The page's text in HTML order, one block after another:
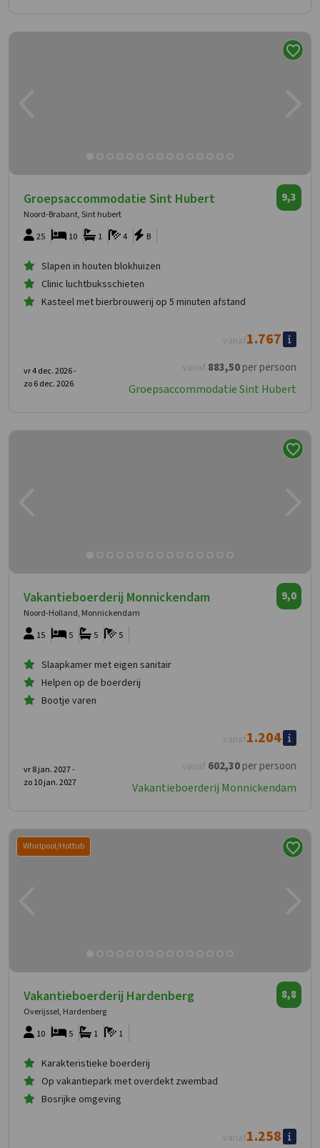
Groepsaccommodatie Sint Hubert
Noord-Brabant, Sint hubert
9,3
25 4
1 B
10
Slapen in houten blokhuizen
Clinic luchtbuksschieten
Kasteel met bierbrouwerij op 5 minuten afstand
vanaf 883,50per persoon
vanaf1.767
vr 4 dec. 2026 -
zo 6 dec. 2026
Groepsaccommodatie Sint Hubert
Vakantieboerderij Monnickendam
Noord-Holland, Monnickendam
9,0
15 5
5
5
Slaapkamer met eigen sanitair
Helpen op de boerderij
Bootje varen
vanaf 602,30per persoon
vanaf1.204
vr 8 jan. 2027 -
zo 10 jan. 2027
Vakantieboerderij Monnickendam
Whirlpool/Hottub
Vakantieboerderij Hardenberg
Overijssel, Hardenberg
8,8
10 1
1
5
Karakteristieke boerderij
Op vakantiepark met overdekt zwembad
Bosrijke omgeving
vanaf1.258